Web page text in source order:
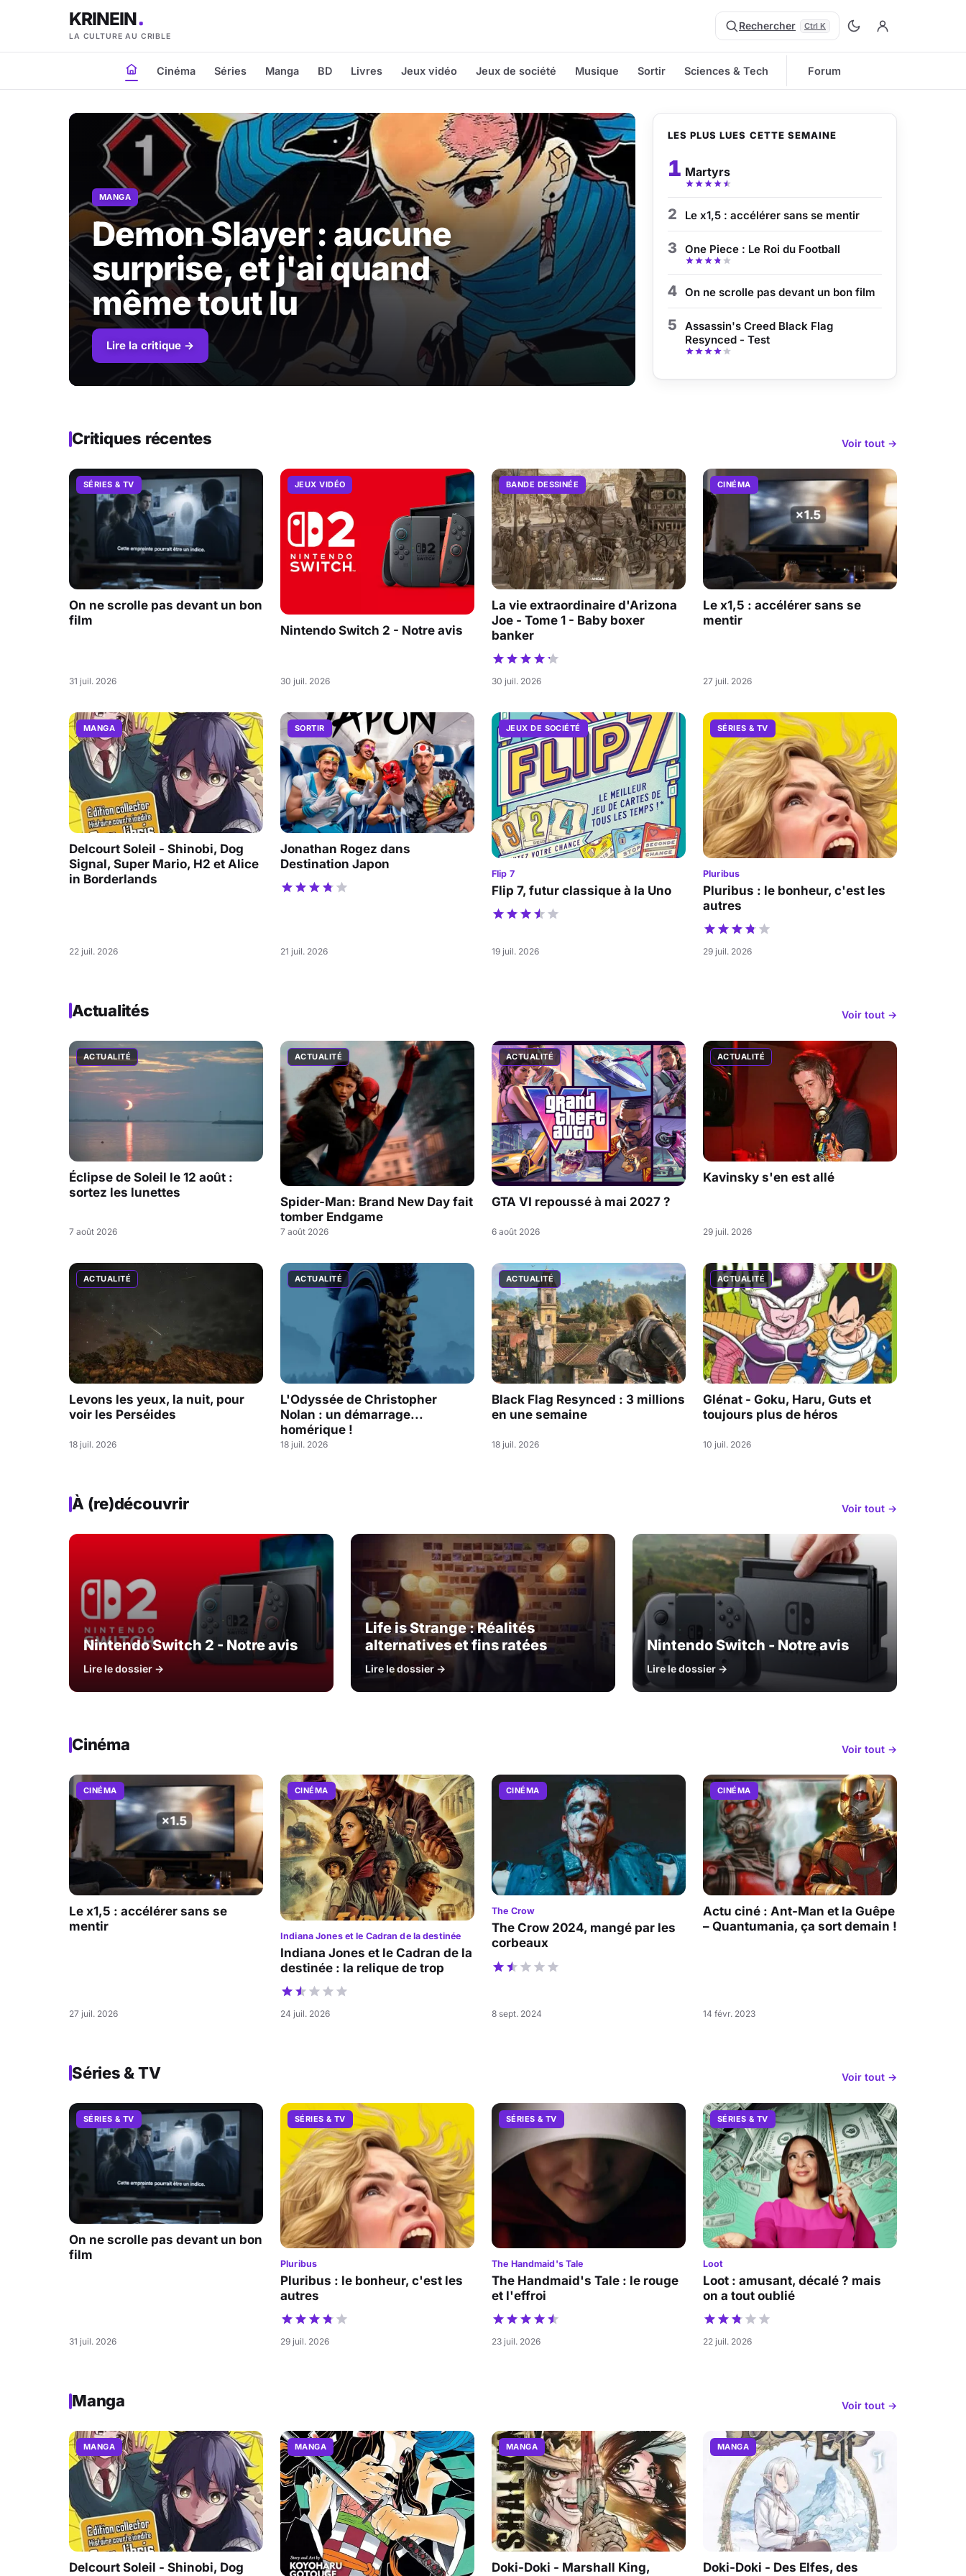
KRINEIN
LA CULTURE AU CRIBLE
Rechercher Ctrl K
Cinéma Séries Manga BD Livres Jeux vidéo Jeux de société Musique Sortir Sciences & Tech Forum
MANGA
Demon Slayer : aucune
surprise, et j'ai quand
même tout lu
Lire la critique →
LES PLUS LUES CETTE SEMAINE
1 Martyrs
2 Le x1,5 : accélérer sans se mentir
3 One Piece : Le Roi du Football
4 On ne scrolle pas devant un bon film
5
Assassin's Creed Black Flag
Resynced - Test
Critiques récentes Voir tout →
SÉRIES & TV
On ne scrolle pas devant un bon
film
31 juil. 2026
JEUX VIDÉO
Nintendo Switch 2 - Notre avis
30 juil. 2026
BANDE DESSINÉE
La vie extraordinaire d'Arizona
Joe - Tome 1 - Baby boxer
banker
30 juil. 2026
CINÉMA
Le x1,5 : accélérer sans se
mentir
27 juil. 2026
MANGA
Delcourt Soleil - Shinobi, Dog
Signal, Super Mario, H2 et Alice
in Borderlands
22 juil. 2026
SORTIR
Jonathan Rogez dans
Destination Japon
21 juil. 2026
JEUX DE SOCIÉTÉ
Flip 7
Flip 7, futur classique à la Uno
19 juil. 2026
SÉRIES & TV
Pluribus
Pluribus : le bonheur, c'est les
autres
29 juil. 2026
Actualités Voir tout →
ACTUALITÉ
Éclipse de Soleil le 12 août :
sortez les lunettes
7 août 2026
ACTUALITÉ
Spider-Man: Brand New Day fait
tomber Endgame
7 août 2026
ACTUALITÉ
GTA VI repoussé à mai 2027 ?
6 août 2026
ACTUALITÉ
Kavinsky s'en est allé
29 juil. 2026
ACTUALITÉ
Levons les yeux, la nuit, pour
voir les Perséides
18 juil. 2026
ACTUALITÉ
L'Odyssée de Christopher
Nolan : un démarrage...
homérique !
18 juil. 2026
ACTUALITÉ
Black Flag Resynced : 3 millions
en une semaine
18 juil. 2026
ACTUALITÉ
Glénat - Goku, Haru, Guts et
toujours plus de héros
10 juil. 2026
À (re)découvrir Voir tout →
Nintendo Switch 2 - Notre avis
Lire le dossier →
Life is Strange : Réalités
alternatives et fins ratées
Lire le dossier →
Nintendo Switch - Notre avis
Lire le dossier →
Cinéma Voir tout →
CINÉMA
Le x1,5 : accélérer sans se
mentir
27 juil. 2026
CINÉMA
Indiana Jones et le Cadran de la destinée
Indiana Jones et le Cadran de la
destinée : la relique de trop
24 juil. 2026
CINÉMA
The Crow
The Crow 2024, mangé par les
corbeaux
8 sept. 2024
CINÉMA
Actu ciné : Ant-Man et la Guêpe
– Quantumania, ça sort demain !
14 févr. 2023
Séries & TV Voir tout →
SÉRIES & TV
On ne scrolle pas devant un bon
film
31 juil. 2026
SÉRIES & TV
Pluribus
Pluribus : le bonheur, c'est les
autres
29 juil. 2026
SÉRIES & TV
The Handmaid's Tale
The Handmaid's Tale : le rouge
et l'effroi
23 juil. 2026
SÉRIES & TV
Loot
Loot : amusant, décalé ? mais
on a tout oublié
22 juil. 2026
Manga Voir tout →
MANGA
Delcourt Soleil - Shinobi, Dog
MANGA MANGA
Doki-Doki - Marshall King,
MANGA
Doki-Doki - Des Elfes, des